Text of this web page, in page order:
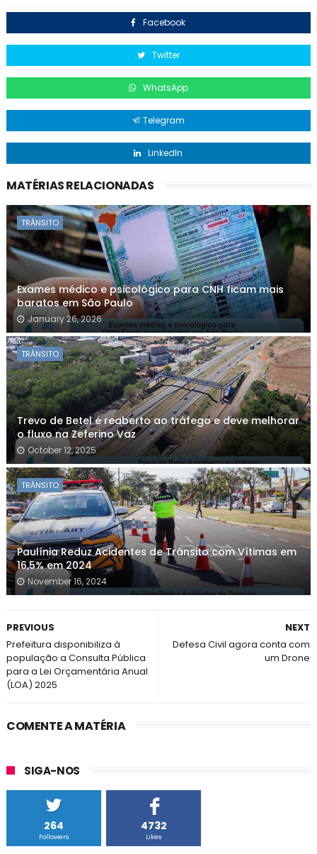
Facebook
Twitter
WhatsApp
Telegram
LinkedIn
MATÉRIAS RELACIONADAS
TRÂNSITO
Exames médico e psicológico para CNH ficam mais
baratos em São Paulo
January 26, 2026
TRÂNSITO
Trevo de Betel é reaberto ao tráfego e deve melhorar
o fluxo na Zeferino Vaz
October 12, 2025
TRÂNSITO
Paulínia Reduz Acidentes de Trânsito com Vítimas em
16,5% em 2024
November 16, 2024
NEXT
Defesa Civil agora conta com
um Drone
PREVIOUS
Prefeitura disponibiliza à
população a Consulta Pública
para a Lei Orçamentária Anual
(LOA) 2025
COMENTE A MATÉRIA
SIGA-NOS
264
Followers
4732
Likes